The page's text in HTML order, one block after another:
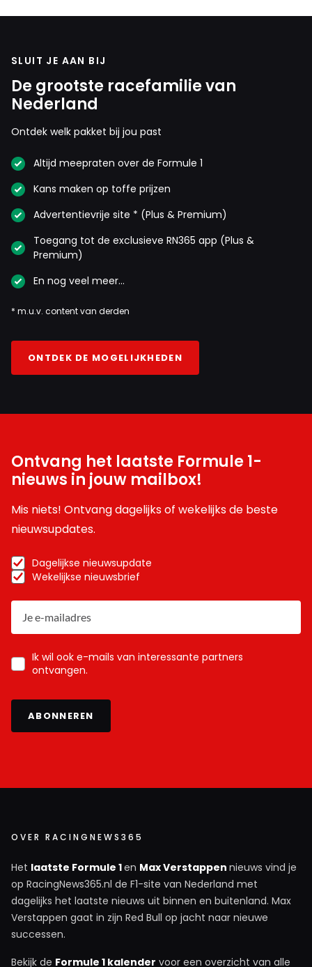
SLUIT JE AAN BIJ
De grootste racefamilie van
Nederland
Ontdek welk pakket bij jou past
Altijd meepraten over de Formule 1
Kans maken op toffe prijzen
Advertentievrije site * (Plus & Premium)
Toegang tot de exclusieve RN365 app (Plus &
Premium)
En nog veel meer…
* m.u.v. content van derden
ONTDEK DE MOGELIJKHEDEN
Ontvang het laatste Formule 1-
nieuws in jouw mailbox!
Mis niets! Ontvang dagelijks of wekelijks de beste
nieuwsupdates.
Dagelijkse nieuwsupdate
Wekelijkse nieuwsbrief
Ik wil ook e-mails van interessante partners
ontvangen.
ABONNEREN
OVER RACINGNEWS365
Het laatste Formule 1en Max Verstappen nieuws vind je
op RacingNews365.nl de F1-site van Nederland met
dagelijks het laatste nieuws uit binnen en buitenland. Max
Verstappen gaat in zijn Red Bull op jacht naar nieuwe
successen.
Bekijk de Formule 1 kalender voor een overzicht van alle